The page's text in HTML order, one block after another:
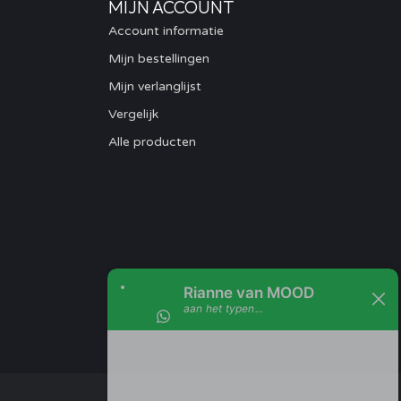
MIJN ACCOUNT
Account informatie
Mijn bestellingen
Mijn verlanglijst
Vergelijk
Alle producten